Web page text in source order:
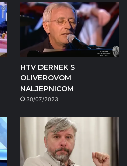
HTV DERNEK S
OLIVEROVOM
NALJEPNICOM
30/07/2023